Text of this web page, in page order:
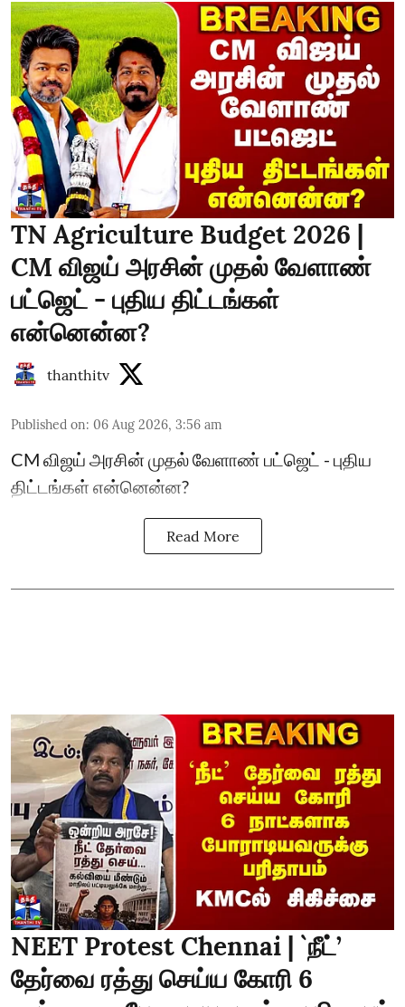
TN Agriculture Budget 2026 |
CM விஜய் அரசின் முதல் வேளாண்
பட்ஜெட் - புதிய திட்டங்கள்
என்னென்ன?
thanthitv
Published on: 06 Aug 2026, 3:56 am
CM விஜய் அரசின் முதல் வேளாண் பட்ஜெட் - புதிய
திட்டங்கள் என்னென்ன?
Read More
NEET Protest Chennai | `நீட்’
தேர்வை ரத்து செய்ய கோரி 6